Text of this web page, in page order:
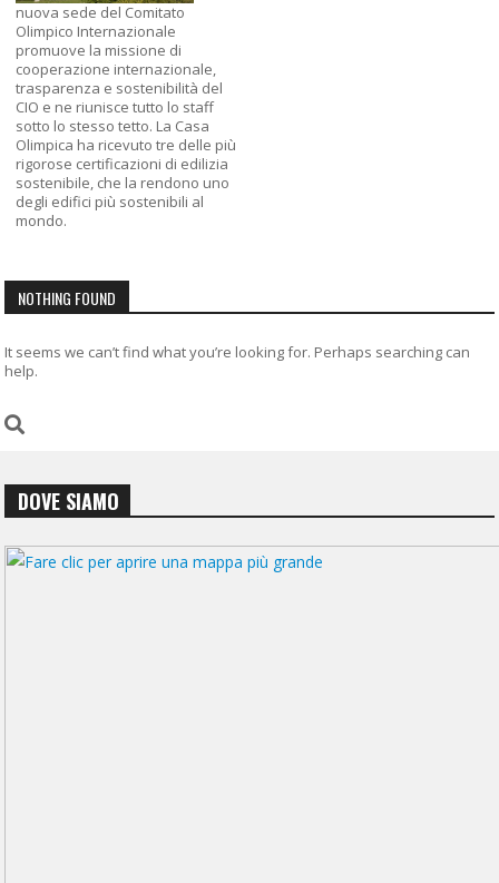
nuova sede del Comitato
Olimpico Internazionale
promuove la missione di
cooperazione internazionale,
trasparenza e sostenibilità del
CIO e ne riunisce tutto lo staff
sotto lo stesso tetto. La Casa
Olimpica ha ricevuto tre delle più
rigorose certificazioni di edilizia
sostenibile, che la rendono uno
degli edifici più sostenibili al
mondo.
NOTHING FOUND
It seems we can’t find what you’re looking for. Perhaps searching can
help.
DOVE SIAMO